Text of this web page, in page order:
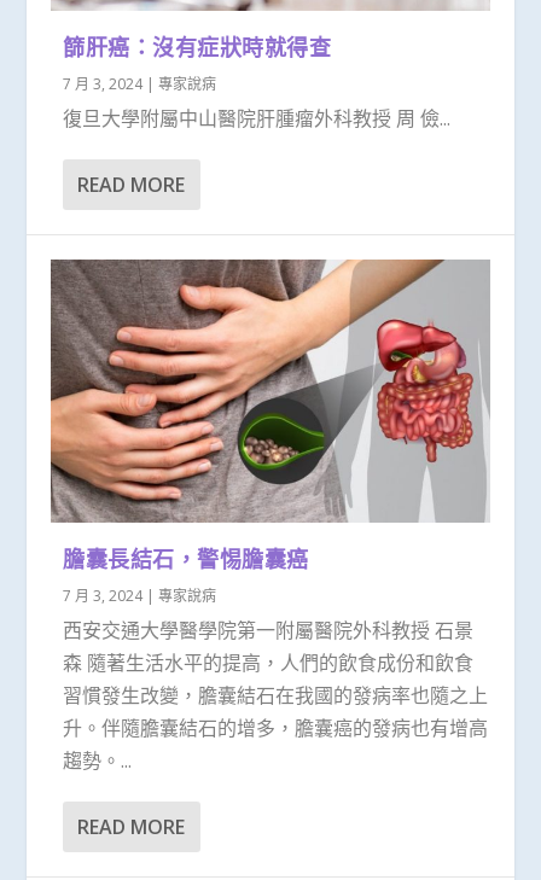
篩肝癌：沒有症狀時就得查
7 月 3, 2024|專家說病
復旦大學附屬中山醫院肝腫瘤外科教授 周 儉...
READ MORE
膽囊長結石，警惕膽囊癌
7 月 3, 2024|專家說病
西安交通大學醫學院第一附屬醫院外科教授 石景
森 隨著生活水平的提高，人們的飲食成份和飲食
習慣發生改變，膽囊結石在我國的發病率也隨之上
升。伴隨膽囊結石的增多，膽囊癌的發病也有增高
趨勢。...
READ MORE